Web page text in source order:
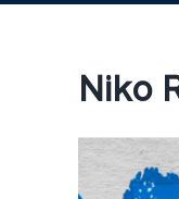
Niko
imagen